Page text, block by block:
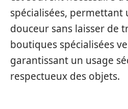
spécialisées, permettant
douceur sans laisser de
boutiques spécialisées
garantissant un usage
respectueux des objets.